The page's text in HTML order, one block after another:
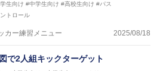
生向け #中学生向け #高校生向け #パス
トロール
カー練習メニュー 2025/08/18
で2人組キックターゲット